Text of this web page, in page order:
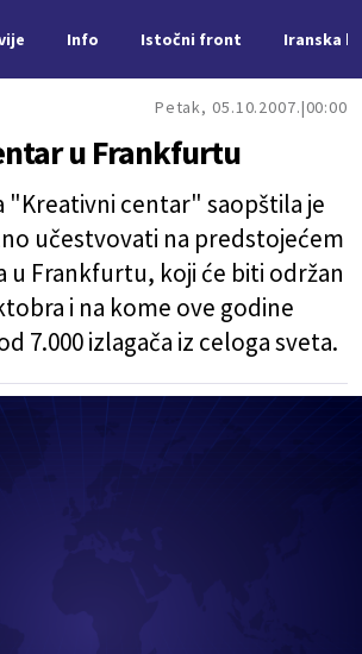
Info Istočni front Iranska
Petak, 05.10.2007. 00:00
u Frankfurtu
"Kreativni centar" saopštila je
učestvovati na predstojećem
u Frankfurtu, koji će biti održan
i na kome ove godine
7.000 izlagača iz celoga sveta.